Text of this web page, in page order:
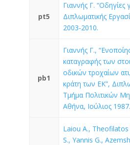
pt5
Γιαννής Γ. “Οδηγίες
Διπλωματικής
2003-2010.
pb1
Γιαννής Γ.,
καταγραφής των
οδικών τροχαίων
κράτη των ΕΚ”,
Τμήμα Πολιτικών
Αθήνα, Ιούλιος 1987.
Laiou A.,
S., Yannis G.,